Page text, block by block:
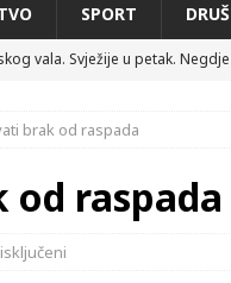
SPORT
vala. Svježije u petak.
RAT
Večer u kojoj Knin,
DOMOVINSKI RAT
iz sažetka dnevnih događaja
brak od raspada
od raspada